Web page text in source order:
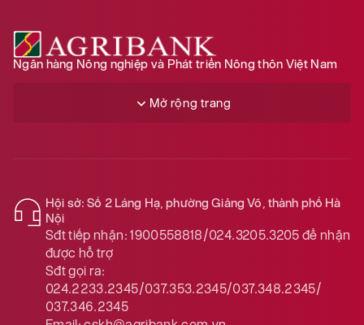
Ngân hàng Nông nghiệp và Phát triển Nông thôn Việt Nam
Mở rộng trang
Hội sở: Số 2 Láng Hạ, phường Giảng Võ, thành phố Hà
Nội
Sđt tiếp nhận: 1900558818/024.3205.3205để nhận
được hỗ trợ
Sđt gọi ra:
024.2233.2345/037.353.2345/037.348.2345/
037.346.2345